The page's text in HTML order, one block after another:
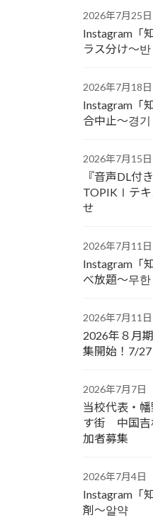
2026年7月25日
Instagram「
ラス分け～반
2026年7月18日
Instagram「
合中止～경기
2026年7月15日
『音声DL付
TOPIKⅠテキ
せ
2026年7月11日
Instagram「
べ放題～무한
2026年7月11日
2026年８月
集開始！7/
2026年7月7日
当校代表・
す街 中国吉
加者募集
2026年7月4日
Instagram「
剤～알약